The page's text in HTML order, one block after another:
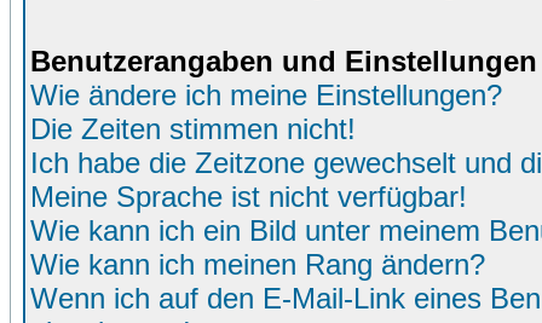
Benutzerangaben und Einstellungen
Wie ändere ich meine Einstellungen?
Die Zeiten stimmen nicht!
Ich habe die Zeitzone gewechselt und
Meine Sprache ist nicht verfügbar!
Wie kann ich ein Bild unter meinem
Wie kann ich meinen Rang ändern?
Wenn ich auf den E-Mail-Link eines